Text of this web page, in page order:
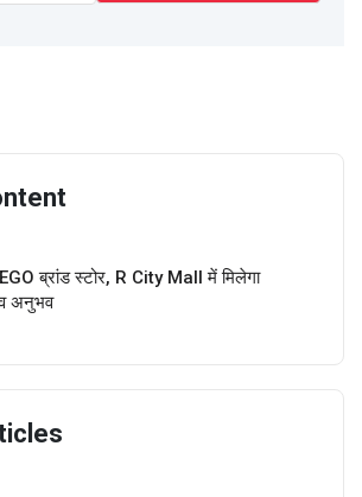
ब्रांड स्टोर, R City Mall में मिलेगा
अनुभव